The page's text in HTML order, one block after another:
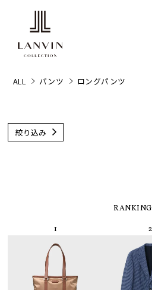
ALL パンツ ロングパンツ
絞り込み
RANKING